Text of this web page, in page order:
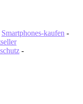
Smartphones-kaufen -
-